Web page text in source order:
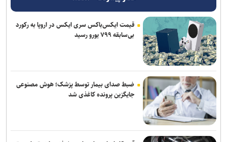
آرمان الهی بعد از جهانی باکو، به جهانی اسلواکی می‌رود/ عنوان‌دار ایرانی
جهان که قهرمان ۲ رشته آزاد و فرنگی شده بود
روزنامه‌های ورزشی چهارشنبه ۱۴ مرداد ۱۴۰۵
عالیشاه در یک قدمی گل‌گهر
رسمی؛ عالیشاه به گل‌گهر پیوست
سالاری مشاور مدیرعامل پرسپولیس شد
قیمت ایکس‌باکس سری ایکس در اروپا به رکورد
بی‌سابقه ۷۹۹ یورو رسید
ضبط صدای بیمار توسط پزشک؛ هوش مصنوعی
جایگزین پرونده کاغذی شد